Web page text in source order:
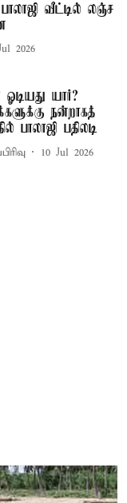
பாலாஜி வீட்டில் லஞ்ச
2026
யார்?
நன்றாகத்
பாலாஜி பதிலடி
10 Jul 2026